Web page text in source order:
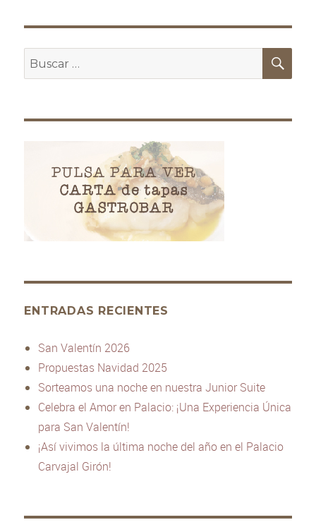
Buscar
por:
ENTRADAS RECIENTES
San Valentín 2026
Propuestas Navidad 2025
Sorteamos una noche en nuestra Junior Suite
Celebra el Amor en Palacio: ¡Una Experiencia Única
para San Valentín!
¡Así vivimos la última noche del año en el Palacio
Carvajal Girón!